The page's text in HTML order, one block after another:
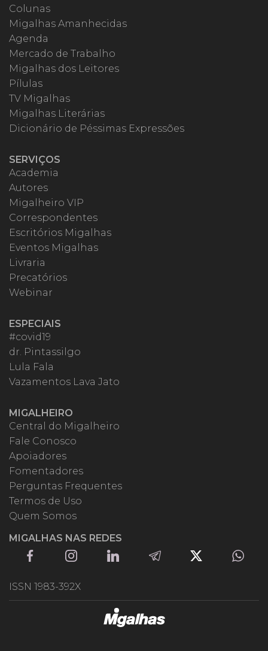
Colunas
Migalhas Amanhecidas
Agenda
Mercado de Trabalho
Migalhas dos Leitores
Pílulas
TV Migalhas
Migalhas Literárias
Dicionário de Péssimas Expressões
SERVIÇOS
Academia
Autores
Migalheiro VIP
Correspondentes
Escritórios Migalhas
Eventos Migalhas
Livraria
Precatórios
Webinar
ESPECIAIS
#covid19
dr. Pintassilgo
Lula Fala
Vazamentos Lava Jato
MIGALHEIRO
Central do Migalheiro
Fale Conosco
Apoiadores
Fomentadores
Perguntas Frequentes
Termos de Uso
Quem Somos
MIGALHAS NAS REDES
ISSN 1983-392X